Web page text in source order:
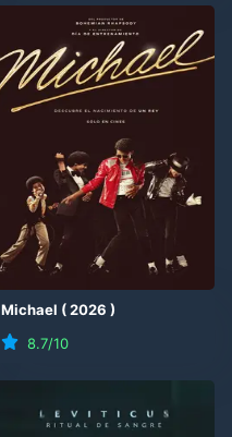
Michael (2026 )
8.7/10